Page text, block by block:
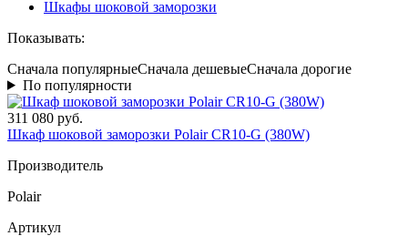
Шкафы шоковой заморозки
Показывать:
Сначала популярныеСначала дешевыеСначала дорогие
По популярности
311 080 руб.
Шкаф шоковой заморозки Polair CR10-G (380W)
Производитель
Polair
Артикул